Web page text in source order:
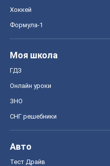
Хоккей
Формула-1
Моя школа
ГДЗ
Онлайн уроки
ЗНО
СНГ решебники
Авто
Тест Драйв